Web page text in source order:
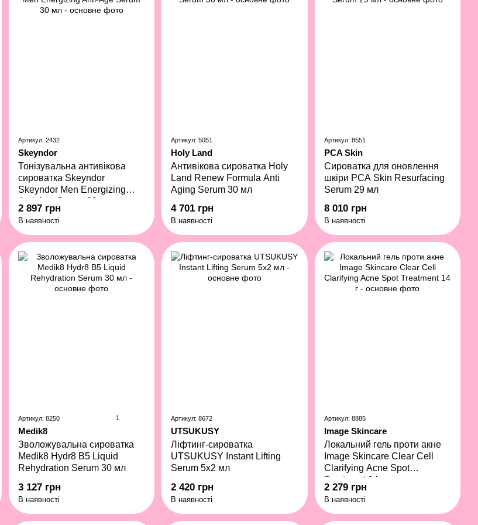
Артикул: 2432
Skeyndor
Тонізувальна антивікова
сироватка Skeyndor
Skeyndor Men Energizing
Anti-Age Serum 30 мл
2 897 грн
В наявності
Артикул: 5051
Holy Land
Антивікова сироватка Holy
Land Renew Formula Anti
Aging Serum 30 мл
4 701 грн
В наявності
Артикул: 8551
PCA Skin
Сироватка для оновлення
шкіри PCA Skin Resurfacing
Serum 29 мл
8 010 грн
В наявності
Артикул: 8250 1
Medik8
Зволожувальна сироватка
Medik8 Hydr8 B5 Liquid
Rehydration Serum 30 мл
3 127 грн
В наявності
Артикул: 8672
UTSUKUSY
Ліфтинг-сироватка
UTSUKUSY Instant Lifting
Serum 5x2 мл
2 420 грн
В наявності
Артикул: 8885
Image Skincare
Локальний гель проти акне
Image Skincare Clear Cell
Clarifying Acne Spot
Treatment 14 г
2 279 грн
В наявності